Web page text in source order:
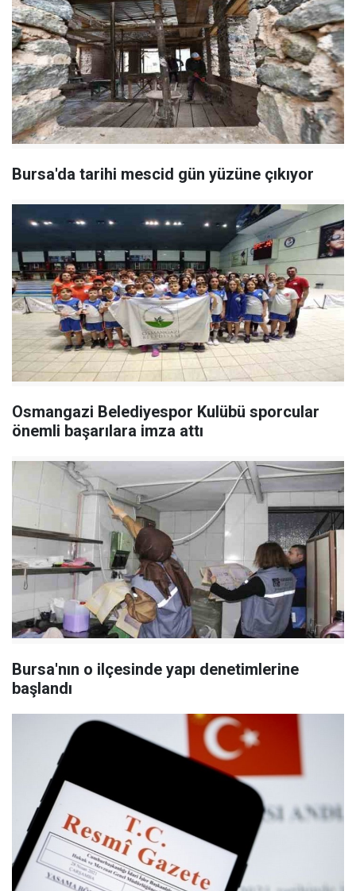
Bursa'da tarihi mescid gün yüzüne çıkıyor
Osmangazi Belediyespor Kulübü sporcular
önemli başarılara imza attı
Bursa'nın o ilçesinde yapı denetimlerine
başlandı